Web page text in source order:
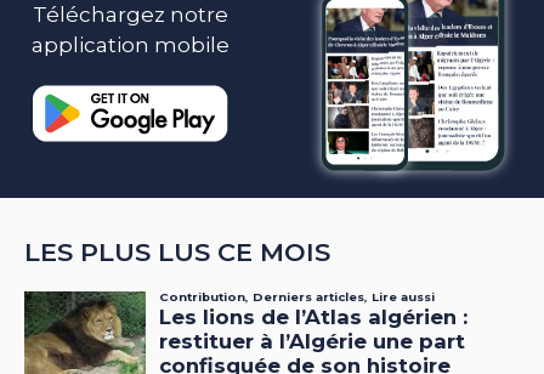
Téléchargez notre
application mobile
LES PLUS LUS CE MOIS